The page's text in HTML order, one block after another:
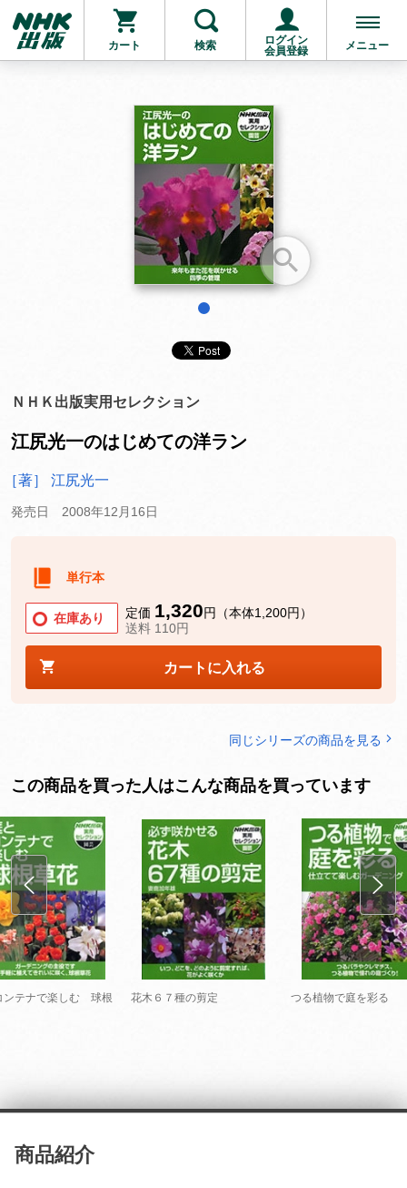
カート 検索
ログイン
会員登録
メニュー
お支払いに進む
他にも商品を買う
ＮＨＫ出版実用セレクション
江尻光一のはじめての洋ラン
［著］ 江尻光一
発売日 2008年12月16日
単行本
在庫あり 定価 1,320円（本体1,200円）
送料 110円
カートに入れる
同じシリーズの商品を見る
この商品を買った人はこんな商品を買っています
ンテナで楽しむ 球根 花木６７種の剪定 つる植物で庭を彩る
商品紹介